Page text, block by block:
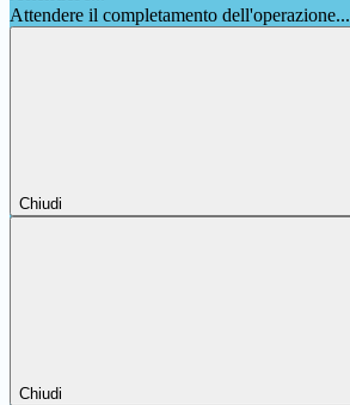
Attendere il completamento dell'operazione...
Chiudi
Chiudi